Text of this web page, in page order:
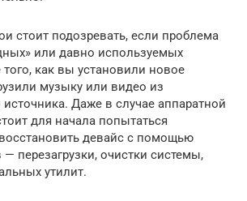
стоит подозревать, если проблема
или давно используемых
как вы установили новое
музыку или видео из
источника. Даже в случае аппаратной
для начала попытаться
девайс с помощью
перезагрузки, очистки системы,
утилит.